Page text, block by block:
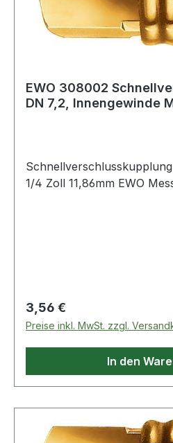
EWO 308002
DN 7,2, Innengewinde
1/4 Zoll 11,86mm EWO
Regulärer Preis:
3,56 €
Preise inkl. MwSt. zzgl.
In den